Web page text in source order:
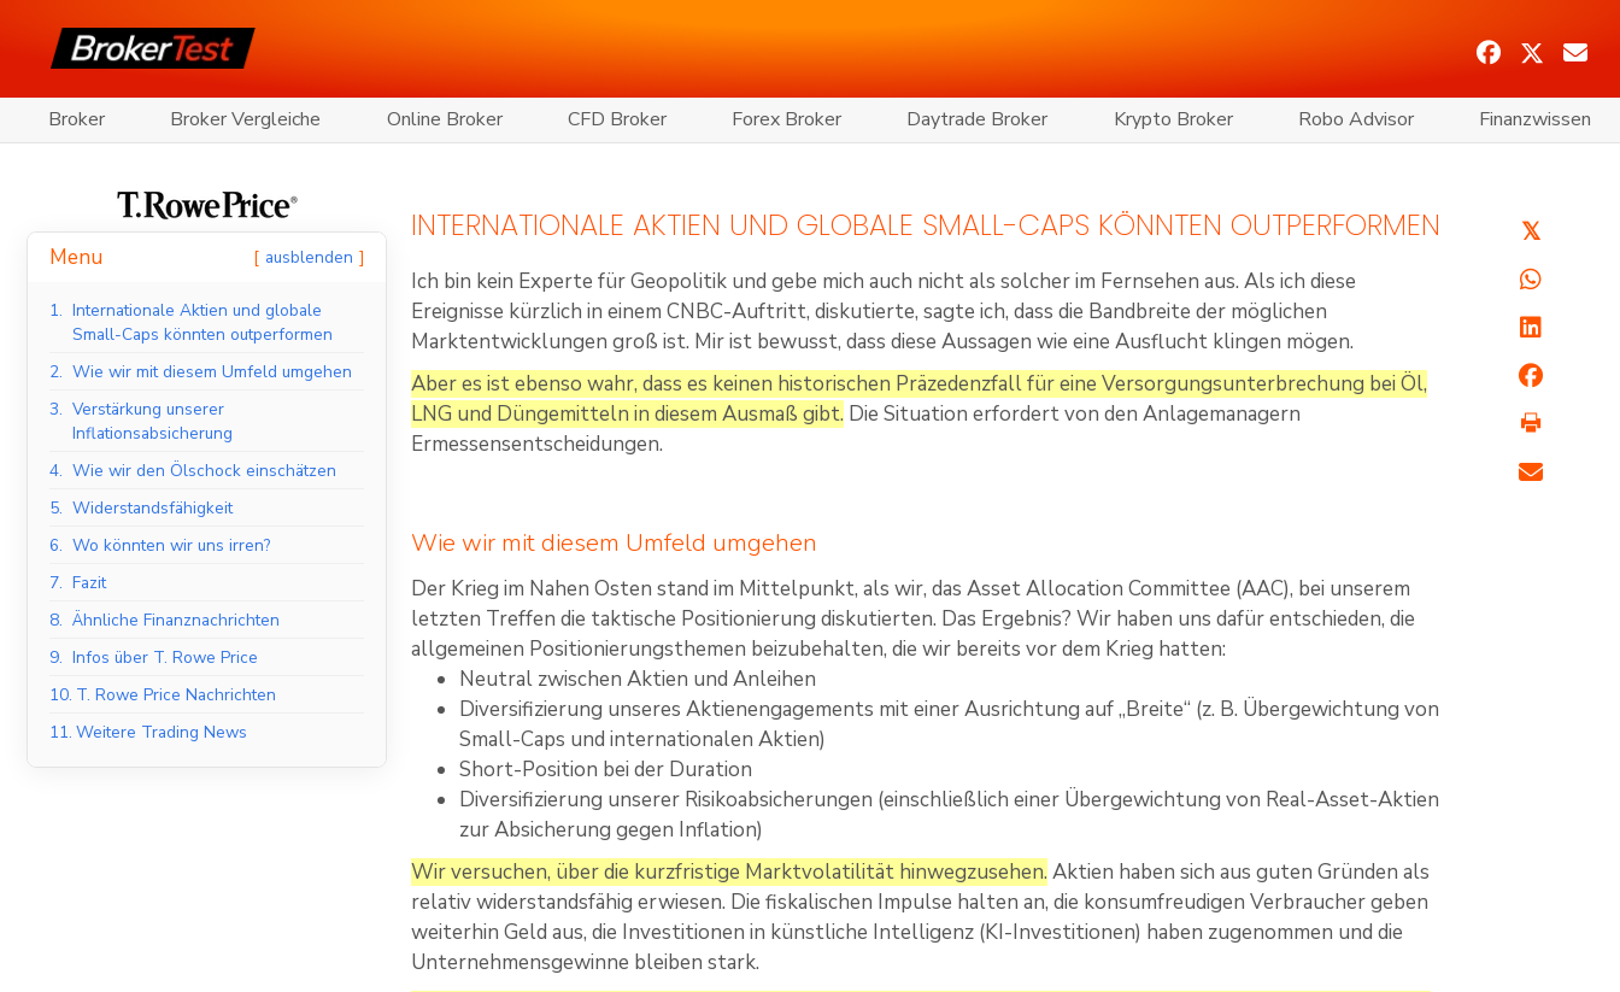
Broker Broker Vergleiche Online Broker CFD Broker Forex Broker Daytrade Broker Krypto Broker Robo Advisor Finanzwissen
Menu ausblenden
1. Internationale Aktien und globale
Small-Caps könnten outperformen
2. Wie wir mit diesem Umfeld umgehen
3. Verstärkung unserer
Inflationsabsicherung
4. Wie wir den Ölschock einschätzen
5. Widerstandsfähigkeit
6. Wo könnten wir uns irren?
7. Fazit
8. Ähnliche Finanznachrichten
9. Infos über T. Rowe Price
10. T. Rowe Price Nachrichten
11. Weitere Trading News
INTERNATIONALE AKTIEN UND GLOBALE SMALL-CAPS KÖNNTEN OUTPERFORMEN
Ich bin kein Experte für Geopolitik und gebe mich auch nicht als solcher im Fernsehen aus. Als ich diese
Ereignisse kürzlich in einem CNBC-Auftritt, diskutierte, sagte ich, dass die Bandbreite der möglichen
Marktentwicklungen groß ist. Mir ist bewusst, dass diese Aussagen wie eine Ausflucht klingen mögen.
Aber es ist ebenso wahr, dass es keinen historischen Präzedenzfall für eine Versorgungsunterbrechung bei Öl,
LNG und Düngemitteln in diesem Ausmaß gibt. Die Situation erfordert von den Anlagemanagern
Ermessensentscheidungen.
Wie wir mit diesem Umfeld umgehen
Der Krieg im Nahen Osten stand im Mittelpunkt, als wir, das Asset Allocation Committee (AAC), bei unserem
letzten Treffen die taktische Positionierung diskutierten. Das Ergebnis? Wir haben uns dafür entschieden, die
allgemeinen Positionierungsthemen beizubehalten, die wir bereits vor dem Krieg hatten:
Neutral zwischen Aktien und Anleihen
Diversifizierung unseres Aktienengagements mit einer Ausrichtung auf „Breite“ (z. B. Übergewichtung von
Small-Caps und internationalen Aktien)
Short-Position bei der Duration
Diversifizierung unserer Risikoabsicherungen (einschließlich einer Übergewichtung von Real-Asset-Aktien
zur Absicherung gegen Inflation)
Wir versuchen, über die kurzfristige Marktvolatilität hinwegzusehen. Aktien haben sich aus guten Gründen als
relativ widerstandsfähig erwiesen. Die fiskalischen Impulse halten an, die konsumfreudigen Verbraucher geben
weiterhin Geld aus, die Investitionen in künstliche Intelligenz (KI-Investitionen) haben zugenommen und die
Unternehmensgewinne bleiben stark.
𝕏